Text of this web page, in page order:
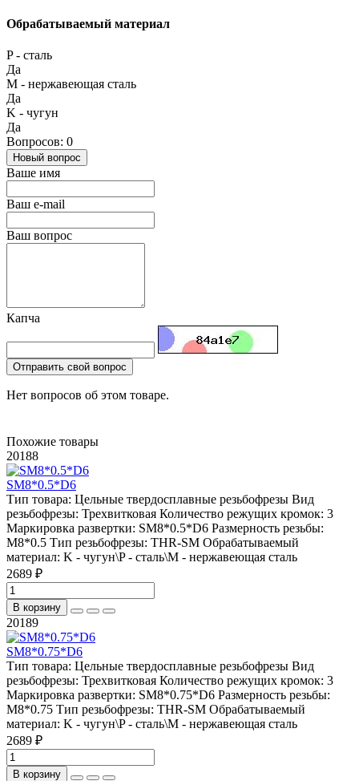
Обрабатываемый материал
P - сталь
Да
М - нержавеющая сталь
Да
K - чугун
Да
Вопросов: 0
Новый вопрос
Ваше имя
Ваш e-mail
Ваш вопрос
Капча
Отправить свой вопрос
Нет вопросов об этом товаре.
Похожие товары
20188
SM8*0.5*D6
Тип товара: Цельные твердосплавные резьбофрезы Вид
резьбофрезы: Трехвитковая Количество режущих кромок: 3
Маркировка развертки: SM8*0.5*D6 Размерность резьбы:
M8*0.5 Тип резьбофрезы: THR-SM Обрабатываемый
материал: K - чугун\P - сталь\М - нержавеющая сталь
2689 ₽
В корзину
20189
SM8*0.75*D6
Тип товара: Цельные твердосплавные резьбофрезы Вид
резьбофрезы: Трехвитковая Количество режущих кромок: 3
Маркировка развертки: SM8*0.75*D6 Размерность резьбы:
M8*0.75 Тип резьбофрезы: THR-SM Обрабатываемый
материал: K - чугун\P - сталь\М - нержавеющая сталь
2689 ₽
В корзину